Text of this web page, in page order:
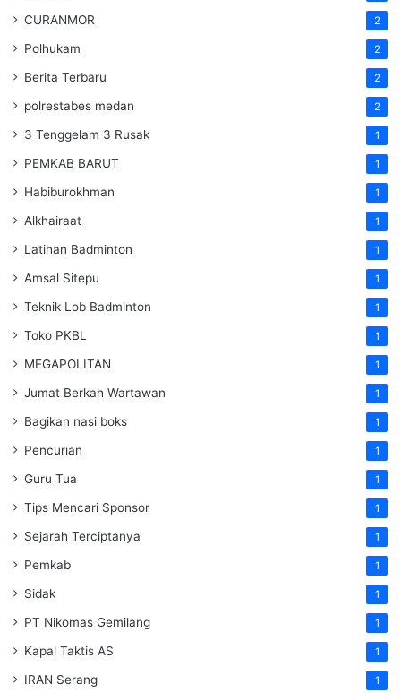
CURANMOR 2
Polhukam 2
Berita Terbaru 2
polrestabes medan 2
3 Tenggelam 3 Rusak 1
PEMKAB BARUT 1
Habiburokhman 1
Alkhairaat 1
Latihan Badminton 1
Amsal Sitepu 1
Teknik Lob Badminton 1
Toko PKBL 1
MEGAPOLITAN 1
Jumat Berkah Wartawan 1
Bagikan nasi boks 1
Pencurian 1
Guru Tua 1
Tips Mencari Sponsor 1
Sejarah Terciptanya 1
Pemkab 1
Sidak 1
PT Nikomas Gemilang 1
Kapal Taktis AS 1
IRAN Serang 1